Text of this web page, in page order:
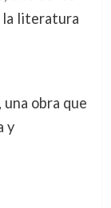
la literatura
una obra que
y